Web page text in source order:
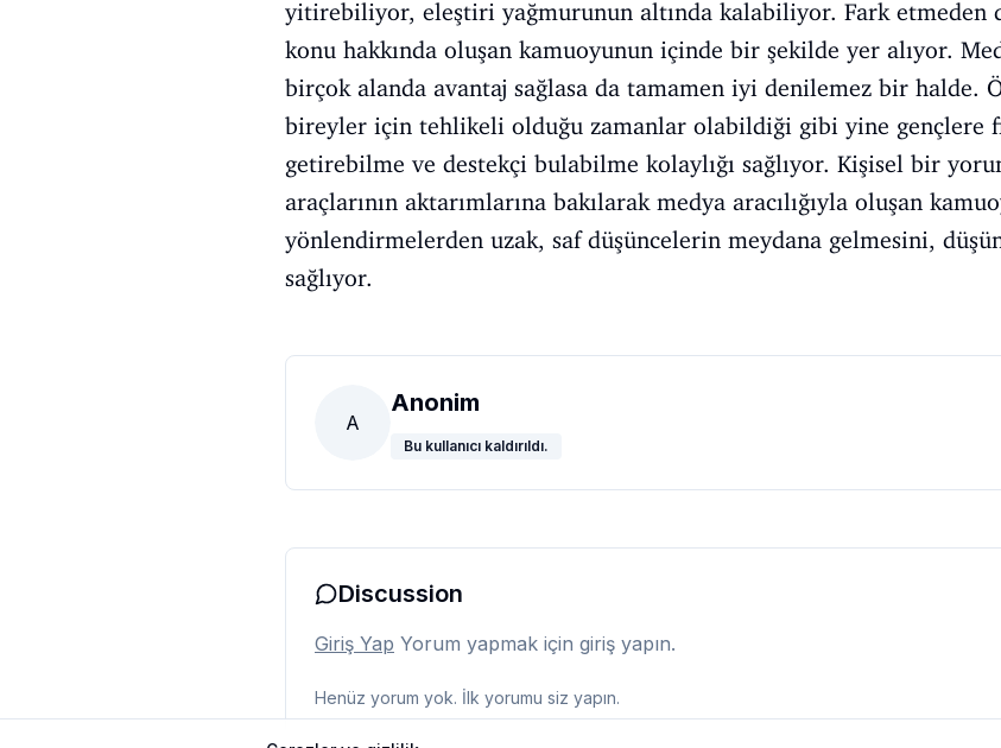
yitirebiliyor, eleştiri yağmurunun altında kalabiliyor. Fark etmeden
konu hakkında oluşan kamuoyunun içinde bir şekilde yer alıyor.
birçok alanda avantaj sağlasa da tamamen iyi denilemez bir halde.
bireyler için tehlikeli olduğu zamanlar olabildiği gibi yine gençlere
getirebilme ve destekçi bulabilme kolaylığı sağlıyor. Kişisel bir
araçlarının aktarımlarına bakılarak medya aracılığıyla oluşan
yönlendirmelerden uzak, saf düşüncelerin meydana gelmesini,
sağlıyor.
A
Anonim
Bu kullanıcı kaldırıldı.
Discussion
Giriş Yap Yorum yapmak için giriş yapın.
Henüz yorum yok. İlk yorumu siz yapın.